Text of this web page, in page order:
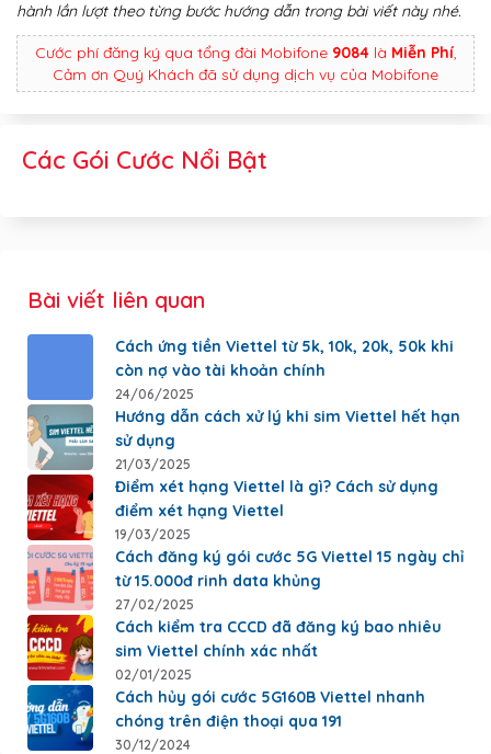
hành lần lượt theo từng bước hướng dẫn trong bài viết này nhé.
Cước phí đăng ký qua tổng đài Mobifone 9084là Miễn Phí,
Cảm ơn Quý Khách đã sử dụng dịch vụ của Mobifone
Các Gói Cước Nổi Bật
Bài viết liên quan
Cách ứng tiền Viettel từ 5k, 10k, 20k, 50k khi
còn nợ vào tài khoản chính
24/06/2025
Hướng dẫn cách xử lý khi sim Viettel hết hạn
sử dụng
21/03/2025
Điểm xét hạng Viettel là gì? Cách sử dụng
điểm xét hạng Viettel
19/03/2025
Cách đăng ký gói cước 5G Viettel 15 ngày chỉ
từ 15.000đ rinh data khủng
27/02/2025
Cách kiểm tra CCCD đã đăng ký bao nhiêu
sim Viettel chính xác nhất
02/01/2025
Cách hủy gói cước 5G160B Viettel nhanh
chóng trên điện thoại qua 191
30/12/2024